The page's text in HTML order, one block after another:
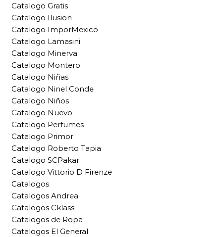
Catalogo Gratis
Catalogo Ilusion
Catalogo ImporMexico
Catalogo Lamasini
Catalogo Minerva
Catalogo Montero
Catalogo Niñas
Catalogo Ninel Conde
Catalogo Niños
Catalogo Nuevo
Catalogo Perfumes
Catalogo Primor
Catalogo Roberto Tapia
Catalogo SCPakar
Catalogo Vittorio D Firenze
Catalogos
Catalogos Andrea
Catalogos Cklass
Catalogos de Ropa
Catalogos El General